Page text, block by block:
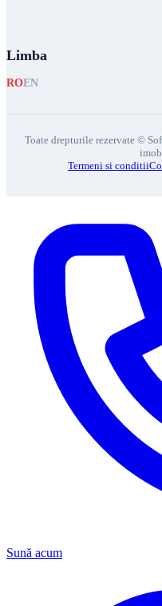
Limba
ROEN
Toate drepturile rezervate ©
Termeni si conditii
Sună acum